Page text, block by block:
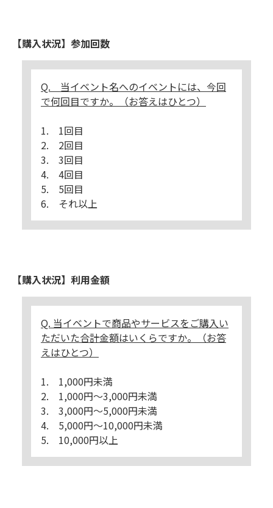
【購入状況】参加回数
Q. 当イベント名へのイベントには、今回
で何回目ですか。（お答えはひとつ）
1. 1回目
2. 2回目
3. 3回目
4. 4回目
5. 5回目
6. それ以上
【購入状況】利用金額
Q. 当イベントで商品やサービスをご購入い
ただいた合計金額はいくらですか。（お答
えはひとつ）
1. 1,000円未満
2. 1,000円～3,000円未満
3. 3,000円～5,000円未満
4. 5,000円～10,000円未満
5. 10,000円以上